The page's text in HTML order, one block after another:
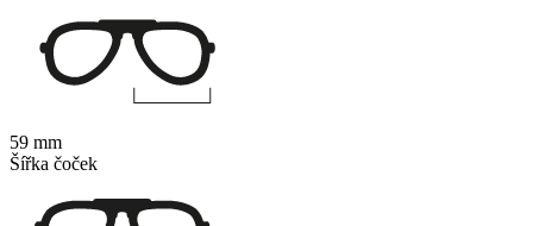
59 mm
Šířka čoček